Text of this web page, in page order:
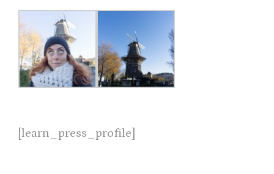
[learn_press_profile]